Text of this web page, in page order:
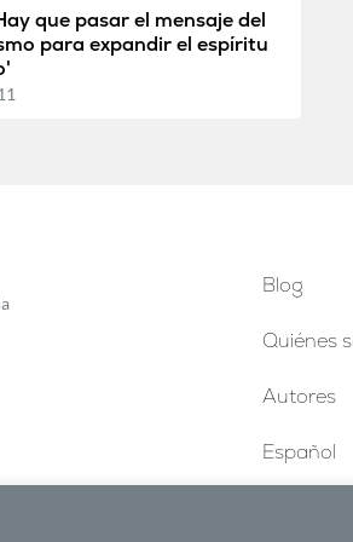
que pasar el mensaje del
para expandir el espíritu
Blog
Quiénes
Autores
Español